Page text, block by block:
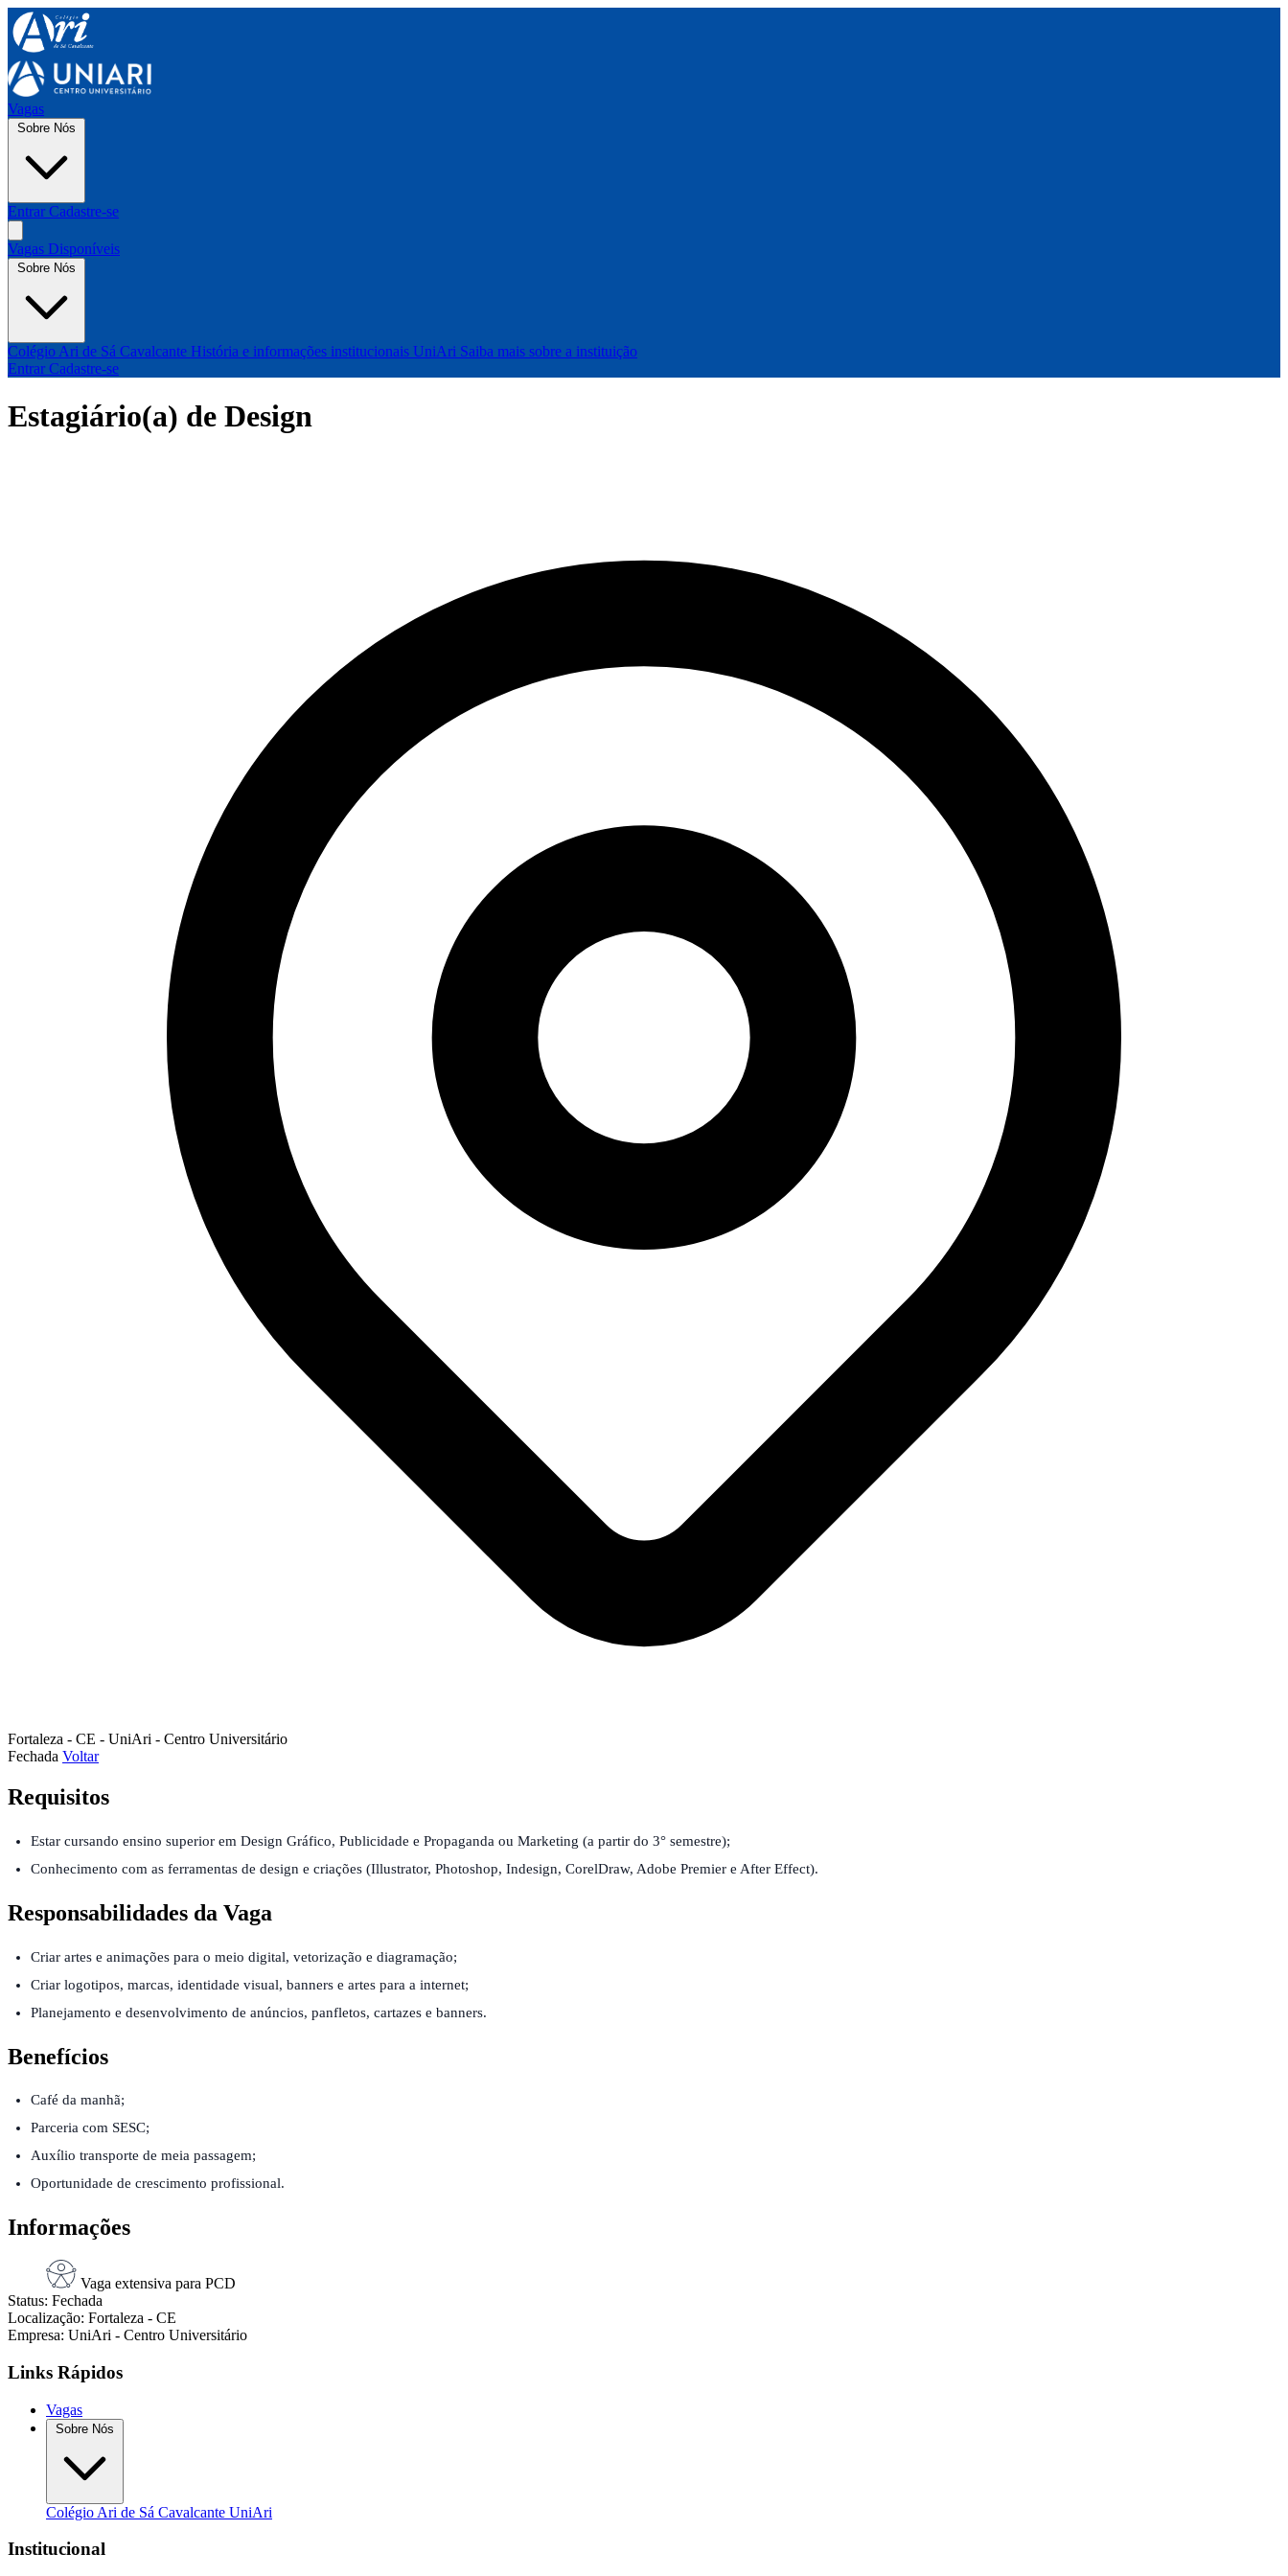
Vagas
Sobre Nós
Entrar Cadastre-se
Vagas Disponíveis
Sobre Nós
Colégio Ari de Sá Cavalcante História e informações institucionais UniAri Saiba mais sobre a instituição
Entrar Cadastre-se
Estagiário(a) de Design
Fortaleza - CE - UniAri - Centro Universitário
Fechada Voltar
Requisitos
Estar cursando ensino superior em Design Gráfico, Publicidade e Propaganda ou Marketing (a partir do 3° semestre);​
Conhecimento com as ferramentas de design e criações (Illustrator, Photoshop, Indesign, CorelDraw, Adobe Premier e After Effect).​
Responsabilidades da Vaga
Criar artes e animações para o meio digital, vetorização e diagramação;​
Criar logotipos, marcas, identidade visual, banners e artes para a internet;​
Planejamento e desenvolvimento de anúncios, panfletos, cartazes e banners.
Benefícios
Café da manhã;
Parceria com SESC;
Auxílio transporte de meia passagem;
Oportunidade de crescimento profissional.
Informações
Vaga extensiva para PCD
Status: Fechada
Localização: Fortaleza - CE
Empresa: UniAri - Centro Universitário
Links Rápidos
Vagas
Sobre Nós
Colégio Ari de Sá Cavalcante UniAri
Institucional